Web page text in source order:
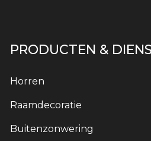
PRODUCTEN &
Horren
Raamdecoratie
Buitenzonwering